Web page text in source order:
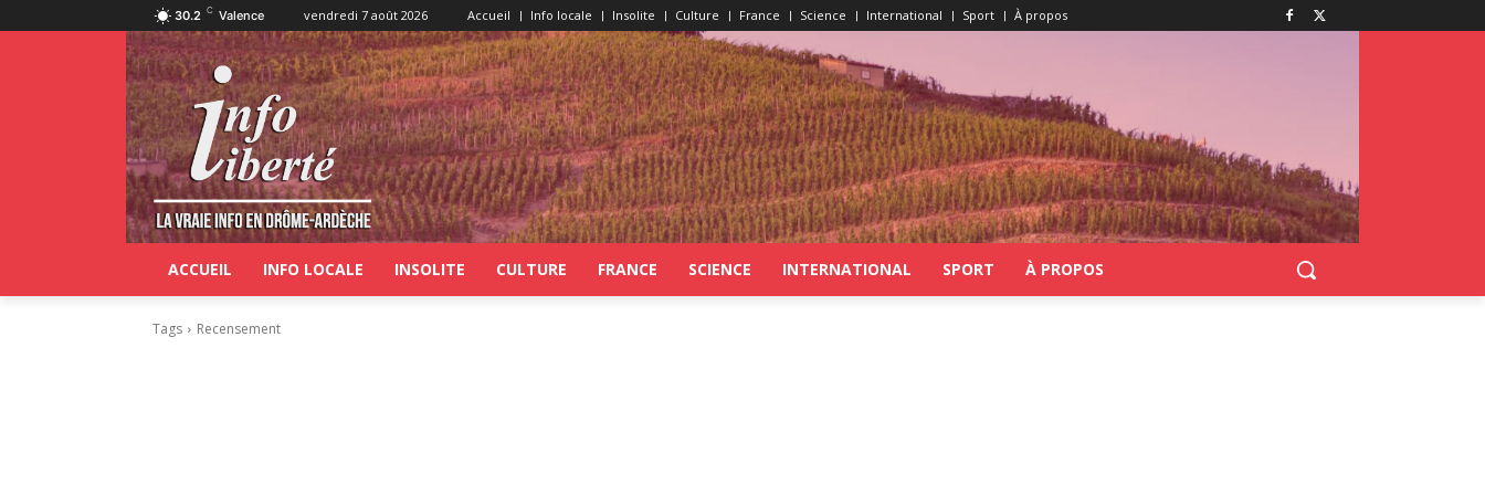
30.2 C Valence vendredi 7 août 2026 Accueil Info locale Insolite Culture France Science International Sport À propos
ACCUEIL INFO LOCALE INSOLITE CULTURE FRANCE SCIENCE INTERNATIONAL SPORT À PROPOS
Tags Recensement